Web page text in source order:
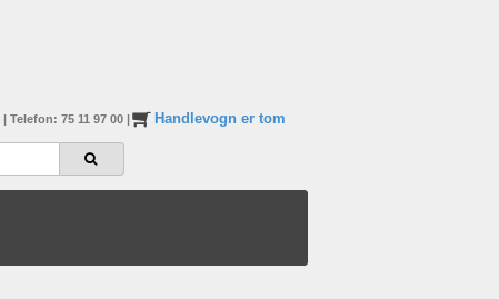
| Telefon: 75 11 97 00 | Handlevogn er tom